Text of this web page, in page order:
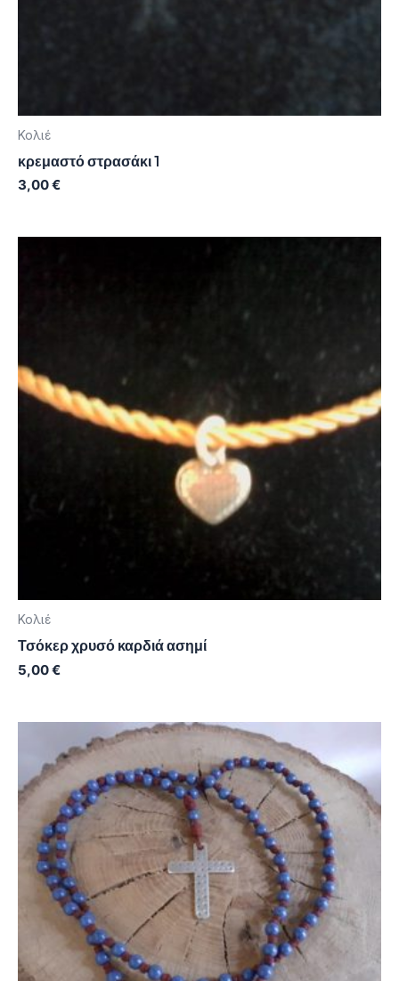
Κολιέ
κρεμαστό στρασάκι 1
3,00€
Κολιέ
Τσόκερ χρυσό καρδιά ασημί
5,00€